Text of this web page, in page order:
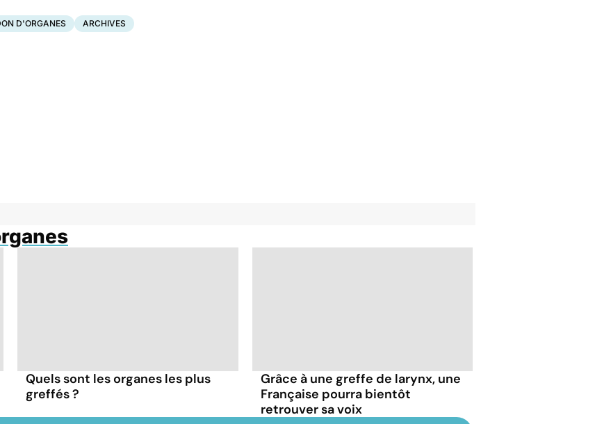
D'ORGANES ARCHIVES
Quels sont les organes les plus
greffés ?
Grâce à une greffe de larynx, une
Française pourra bientôt
retrouver sa voix